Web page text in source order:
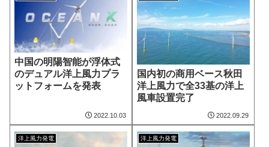
中国の明陽智能が浮体式
のデュアル洋上風力プラ
ットフォームを発表
2022.10.03
国内初の商用ベース秋田
洋上風力で全33基の洋上
風車設置完了
2022.09.29
洋上風力発電 洋上風力発電